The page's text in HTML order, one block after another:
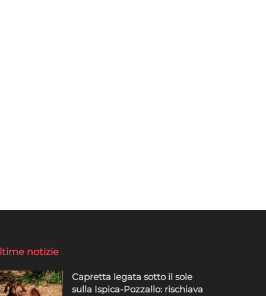
notizie
Capretta legata sotto il sole
sulla Ispica-Pozzallo: rischiava